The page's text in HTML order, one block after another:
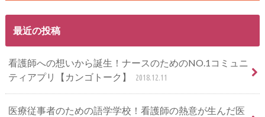
最近の投稿
看護師への想いから誕生！ナースのためのNO.1コミュニ
ティアプリ【カンゴトーク】
2018.12.11
医療従事者のための語学学校！看護師の熱意が生んだ医